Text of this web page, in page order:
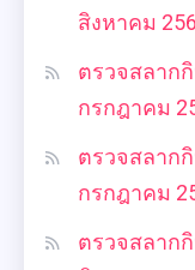
สิงหาคม
ตรวจสลาก
กรกฎาคม
ตรวจสลาก
กรกฎาคม
ตรวจสลาก